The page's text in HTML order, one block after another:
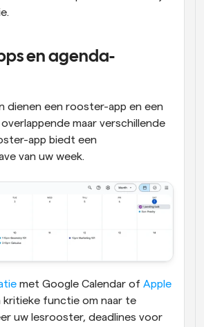
en agenda-
dienen een rooster-app en een
maar verschillende
app biedt een
van uw week.
met Google Calendar of Apple
kritieke functie om naar te
uw lesrooster, deadlines voor